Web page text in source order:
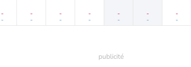
-
-
-
-
-
-
-
-
-
-
-
-
-
-